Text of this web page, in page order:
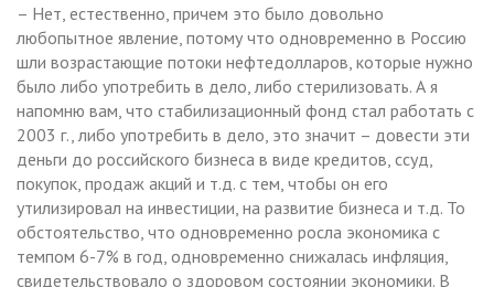
– Нет, естественно, причем это было довольно
любопытное явление, потому что одновременно в Россию
шли возрастающие потоки нефтедолларов, которые нужно
было либо употребить в дело, либо стерилизовать. А я
напомню вам, что стабилизационный фонд стал работать с
2003 г., либо употребить в дело, это значит – довести эти
деньги до российского бизнеса в виде кредитов, ссуд,
покупок, продаж акций и т.д. с тем, чтобы он его
утилизировал на инвестиции, на развитие бизнеса и т.д. То
обстоятельство, что одновременно росла экономика с
темпом 6-7% в год, одновременно снижалась инфляция,
свидетельствовало о здоровом состоянии экономики. В